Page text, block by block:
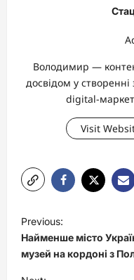
Володимир —
досвідом у створенні
digital-
Visit
o
s
Previous:
Найменше місто
музей на кордоні з